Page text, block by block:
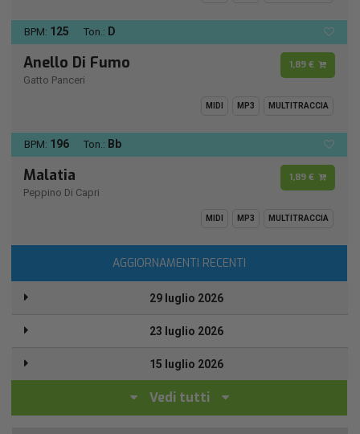
BPM: 125 Ton.: D
Anello Di Fumo
Gatto Panceri
1,89 €
MIDI MP3 MULTITRACCIA
BPM: 196 Ton.: Bb
Malatia
Peppino Di Capri
1,89 €
MIDI MP3 MULTITRACCIA
AGGIORNAMENTI RECENTI
29 luglio 2026
23 luglio 2026
15 luglio 2026
Vedi tutti